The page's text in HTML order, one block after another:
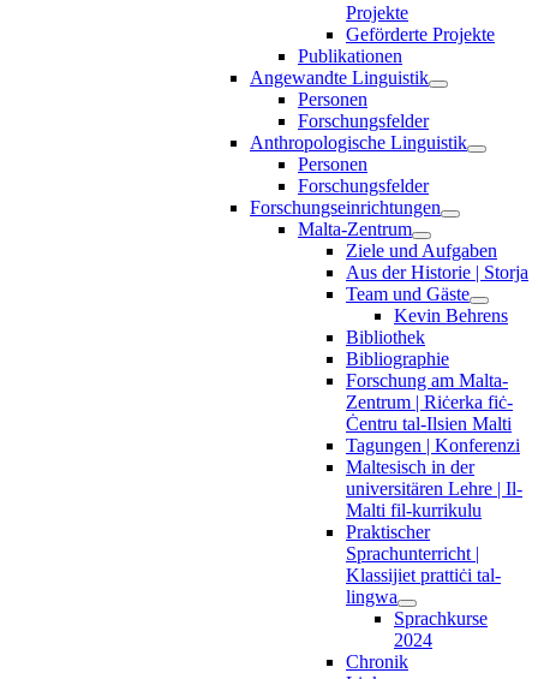
Projekte
Geförderte Projekte
Publikationen
Angewandte Linguistik
Personen
Forschungsfelder
Anthropologische Linguistik
Personen
Forschungsfelder
Forschungseinrichtungen
Malta-Zentrum
Ziele und Aufgaben
Aus der Historie | Storja
Team und Gäste
Kevin Behrens
Bibliothek
Bibliographie
Forschung am Malta-
Zentrum | Riċerka fiċ-
Ċentru tal-Ilsien Malti
Tagungen | Konferenzi
Maltesisch in der
universitären Lehre | Il-
Malti fil-kurrikulu
Praktischer
Sprachunterricht |
Klassijiet prattiċi tal-
lingwa
Sprachkurse
2024
Chronik